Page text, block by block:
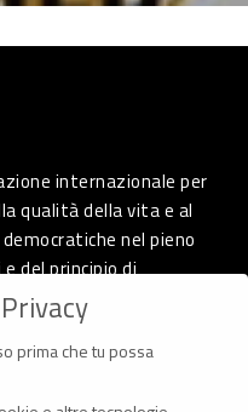
internazionale per
qualità della vita e al
nel pieno
del principio di
prima che tu possa